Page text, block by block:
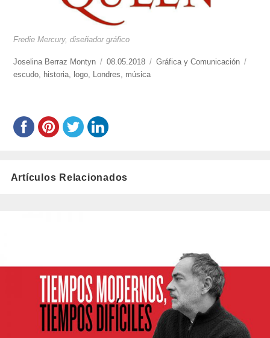
Fredie Mercury, diseñador gráfico
https://www.experimenta.es/author/joselina-
berraz-
Joselina Berraz Montyn
Publicado
el
08.05.2018 Categorías
Gráfica y Comunicación
escudo, historia, logo, Londres, música
Artículos Relacionados